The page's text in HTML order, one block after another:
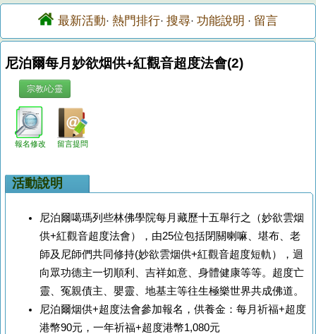
最新活動· 熱門排行· 搜尋· 功能說明 · 留言
尼泊爾每月妙欲烟供+紅觀音超度法會(2)
宗教/心靈
報名修改 留言提問
活動說明
尼泊爾噶瑪列些林佛學院每月藏歷十五舉行之（妙欲雲烟
供+紅觀音超度法會），由25位包括閉關喇嘛、堪布、老
師及尼師們共同修持(妙欲雲烟供+紅觀音超度短軌），迴
向眾功德主一切順利、吉祥如意、身體健康等等。超度亡
靈、冤親債主、嬰靈、地基主等往生極樂世界共成佛道。
尼泊爾烟供+超度法會參加報名，供養金：每月祈福+超度
港幣90元，一年祈福+超度港幣1,080元